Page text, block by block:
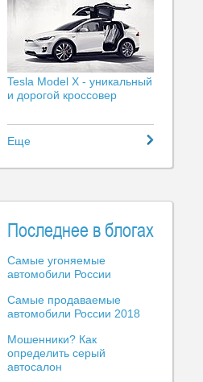
Tesla Model X - уникальный
и дорогой кроссовер
Еще
Последнее в блогах
Самые угоняемые
автомобили России
Самые продаваемые
автомобили России 2018
Мошенники? Как
определить серый
автосалон